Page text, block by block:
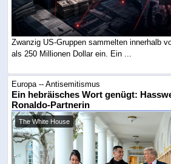
Zwanzig US-Gruppen sammelten innerhalb
als 250 Millionen Dollar ein. Ein ...
Europa -- Antisemitismus
Ein hebräisches Wort genügt:
Ronaldo-Partnerin
The White House